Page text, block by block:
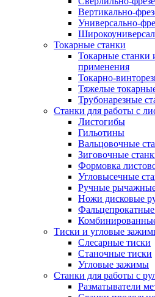
Вертикально-
Универсально-
Токарные станки
Токарные станки
применения
Токарно-
Тяжелые
Трубонарезные
Станки для работы с
Листогибы
Гильотины
Вальцовочные
Зиговочные
Формовка
Угловысечные
Ручные
Ножи дисковые
Фальцепрокатные
Тиски и угловые
Слесарные тиски
Станочные тиски
Угловые зажимы
Станки для работы с
Разматыватели